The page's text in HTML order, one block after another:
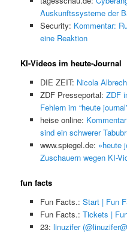
Auskunftssysteme der
Security: Kommentar:
eine Reaktion
KI-Videos im heute-Journal
DIE ZEIT: Nicola
ZDF Presseportal: ZDF
Fehlern im “heute
heise online:
sind ein schwerer
www.spiegel.de: »heute
Zuschauern wegen KI-
fun facts
Fun Facts.: Start | Fun
Fun Facts.: Tickets |
23: linuzifer